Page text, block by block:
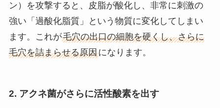
ン）を攻撃すると、皮脂が酸化し、非常に刺激の
強い「過酸化脂質」という物質に変化してしまい
ます。これが毛穴の出口の細胞を硬くし、さらに
毛穴を詰まらせる原因になります。
2. アクネ菌がさらに活性酸素を出す